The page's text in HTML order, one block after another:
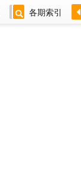
各期索引